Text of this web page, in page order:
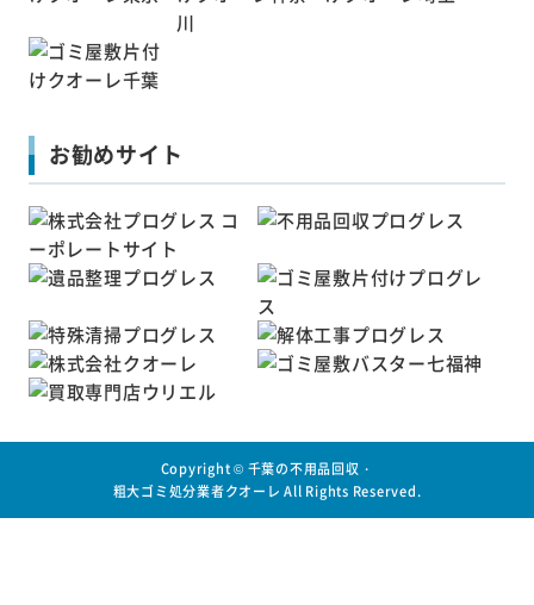
お勧めサイト
Copyright © 千葉の不用品回収・
粗大ゴミ処分業者クオーレ All Rights Reserved.